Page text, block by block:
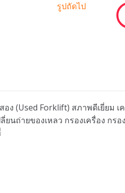
รูปถัดไป
Forklift) สภาพดีเยี่ยม เ
นถ่ายของเหลว กรองเครื่อง ก